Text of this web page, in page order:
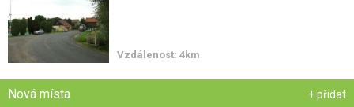
Vzdálenost: 4km
Nová místa + přidat